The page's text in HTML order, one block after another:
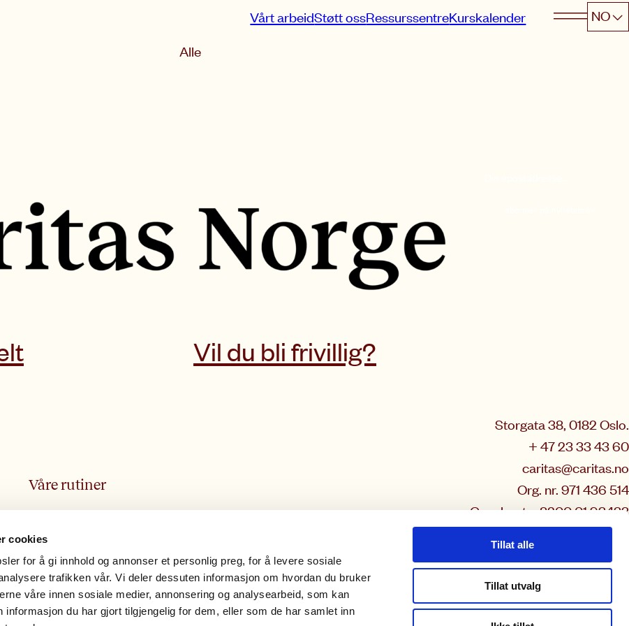
cookies
for å gi innhold og annonser et personlig preg, for å levere sosiale
trafikken vår. Vi deler dessuten informasjon om hvordan du bruker
våre innen sosiale medier, annonsering og analysearbeid, som kan
informasjon du har gjort tilgjengelig for dem, eller som de har samlet inn
Tillat alle
Tillat utvalg
Vårt arbeidStøtt ossRessurssentreKurskalender
NO
Sorter etter
Alle
Vil du bli frivillig?
Våre rutiner
Etikk- og antikorrupsjon
Personvern
Innsamlingskontrollen
Storgata 38, 0182 Oslo.
+ 47 23 33 43 60
caritas@caritas.no
Org. nr. 971 436 514
Gavekonto: 8200 01 93433
Vipps: 12135